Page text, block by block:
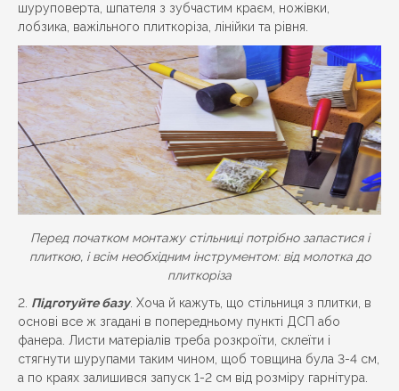
шуруповерта, шпателя з зубчастим краєм, ножівки,
лобзика, важільного плиткоріза, лінійки та рівня.
Перед початком монтажу стільниці потрібно запастися і
плиткою, і всім необхідним інструментом: від молотка до
плиткоріза
Підготуйте базу. Хоча й кажуть, що стільниця з плитки, в
основі все ж згадані в попередньому пункті ДСП або
фанера. Листи матеріалів треба розкроїти, склеїти і
стягнути шурупами таким чином, щоб товщина була 3-4 см,
а по краях залишився запуск 1-2 см від розміру гарнітура.